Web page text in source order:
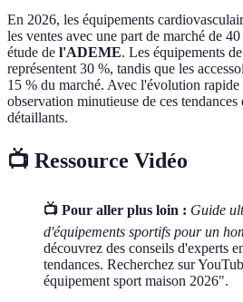
En 2026, les équipements
les ventes avec une part de marché de
étude de l'ADEME. Les équipements
représentent 30 %, tandis que les
15 % du marché. Avec l'évolution rapide
observation minutieuse de ces
détaillants.
📺 Ressource Vidéo
📺 Pour aller plus loin : Guide
d'équipements sportifs pour un
découvrez des conseils d'experts
tendances. Recherchez sur
équipement sport maison 2026".